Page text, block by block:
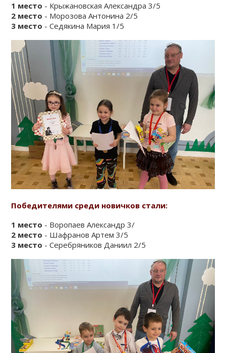
1 место - Крыжановская Александра 3/5
2 место - Морозова Антонина 2/5
3 место - Седякина Мария 1/5
Победителями среди новичков стали:
1 место - Воропаев Александр 3/
2 место - Шафранов Артем 3/5
3 место - Серебряников Даниил 2/5